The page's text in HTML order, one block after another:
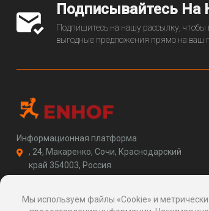
Подписывайтесь На
Подпишитесь на нашу рассылку, чтобы
выгодные предложения прямо на ваш
Информационная платформа
, 24, Макаренко, Сочи, Краснодарский
край 354003, Россия
http://enhof.com
Мы используем файлы «Cookie» и